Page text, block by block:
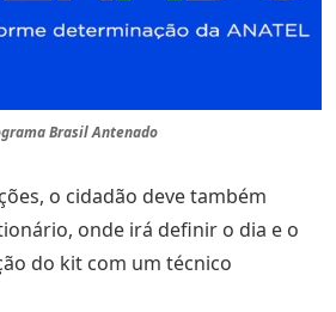
Brasil Antenado
o cidadão deve também
onde irá definir o dia e o
do kit com um técnico